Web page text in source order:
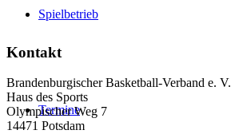
Spielbetrieb
Termine
Kontakt
Brandenburgischer Basketball-Verband e. V.
Haus des Sports
Olympischer Weg 7
14471 Potsdam